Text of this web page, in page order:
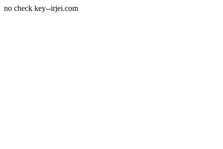
no check key--irjei.com